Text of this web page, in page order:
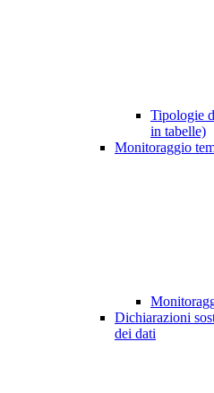
Tipologie
in tabelle)
Monitoraggio
Dichiarazioni
dei dati